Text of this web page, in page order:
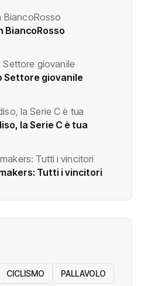
BiancoRosso
Settore giovanile
la Serie C è tua
Tutti i vincitori
CICLISMO PALLAVOLO